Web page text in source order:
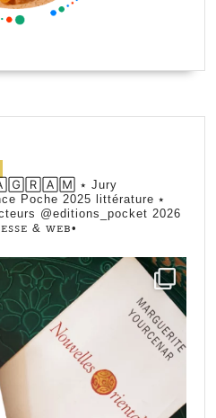
⭑ Jury
Poche 2025 littérature ⭑
@editions_pocket 2026
& ꮃꭼᏼ•